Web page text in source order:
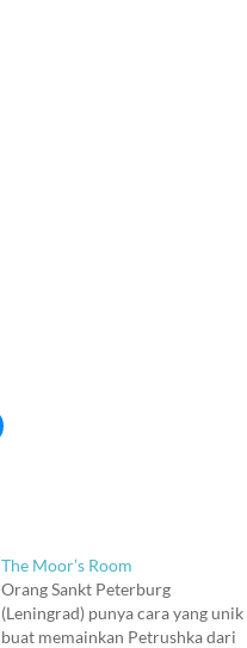
The Moor’s Room
Orang Sankt Peterburg
(Leningrad) punya cara yang unik
buat memainkan Petrushka dari